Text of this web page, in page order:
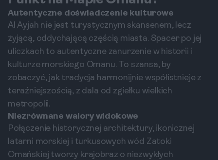
Autentyczne doświadczenie kulturowe
Al Ayjah nie jest turystycznym skansenem, lecz
żyjącą, oddychającą częścią miasta. Spacer po jej
uliczkach to autentyczne zanurzenie w historii i
kulturze morskiego Omanu. To szansa, by
zobaczyć, jak tradycja harmonijnie współistnieje z
teraźniejszością, z dala od zgiełku wielkich
metropolii.
Niezrównane walory widokowe
Połączenie historycznej architektury, ikonicznej
latarni morskiej i turkusowych wód Zatoki
Omańskiej tworzy krajobraz o niezwykłych